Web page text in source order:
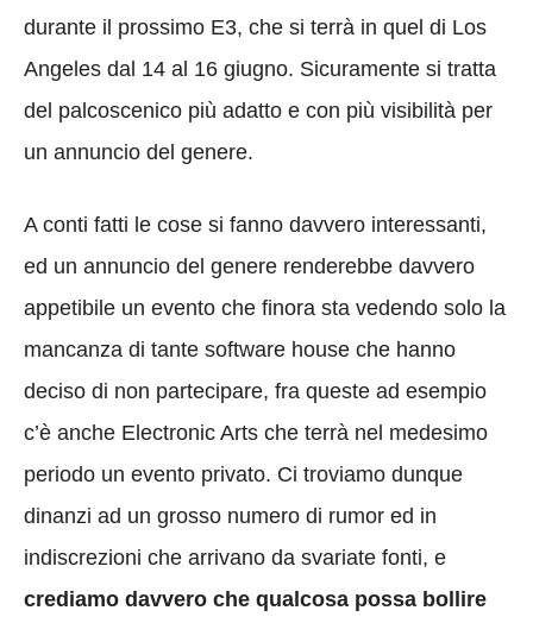
durante il prossimo E3, che si terrà in quel di Los
Angeles dal 14 al 16 giugno. Sicuramente si tratta
del palcoscenico più adatto e con più visibilità per
un annuncio del genere.
A conti fatti le cose si fanno davvero interessanti,
ed un annuncio del genere renderebbe davvero
appetibile un evento che finora sta vedendo solo la
mancanza di tante software house che hanno
deciso di non partecipare, fra queste ad esempio
c’è anche Electronic Arts che terrà nel medesimo
periodo un evento privato. Ci troviamo dunque
dinanzi ad un grosso numero di rumor ed in
indiscrezioni che arrivano da svariate fonti, e
crediamo davvero che qualcosa possa bollire